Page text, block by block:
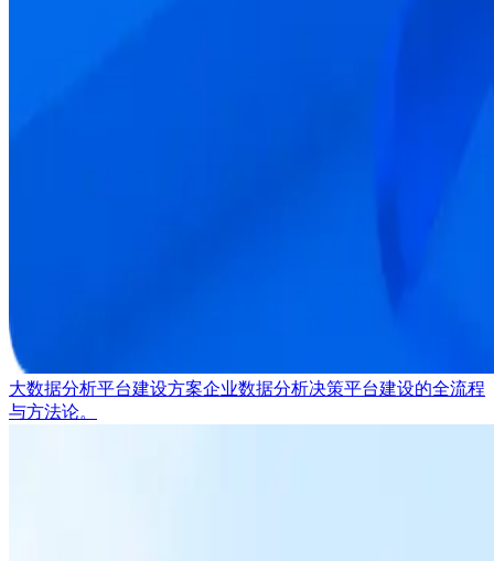
大数据分析平台建设方案企业数据分析决策平台建设的全流程
与方法论。